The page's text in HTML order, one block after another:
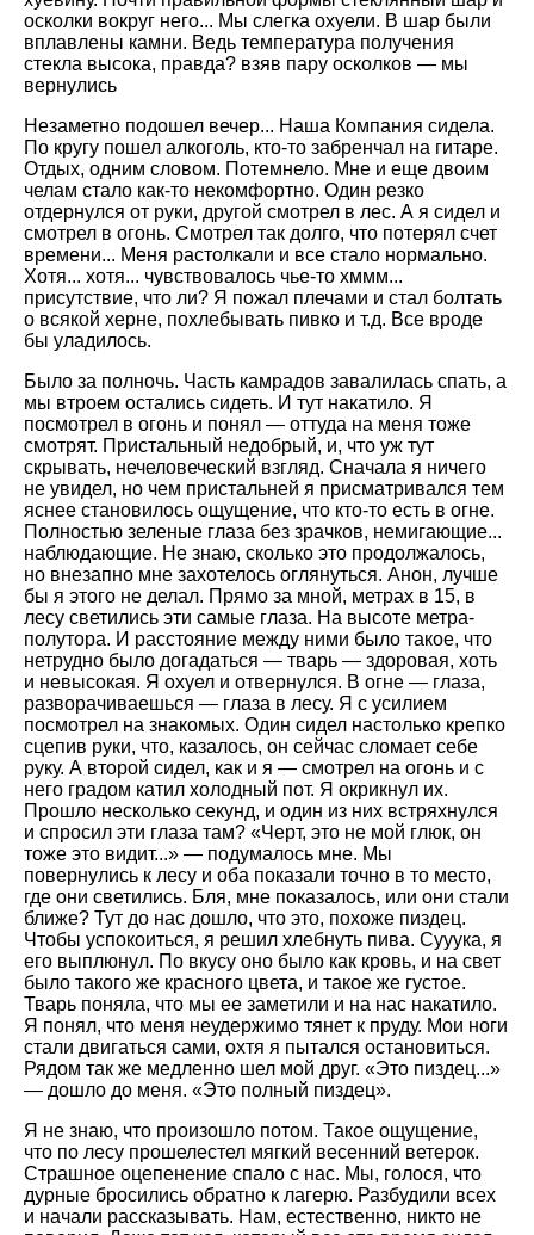
осколки вокруг него... Мы слегка охуели. В шар были
вплавлены камни. Ведь температура получения
стекла высока, правда? взяв пару осколков — мы
вернулись
Незаметно подошел вечер... Наша Компания сидела.
По кругу пошел алкоголь, кто-то забренчал на гитаре.
Отдых, одним словом. Потемнело. Мне и еще двоим
челам стало как-то некомфортно. Один резко
отдернулся от руки, другой смотрел в лес. А я сидел и
смотрел в огонь. Смотрел так долго, что потерял счет
времени... Меня растолкали и все стало нормально.
Хотя... хотя... чувствовалось чье-то хммм...
присутствие, что ли? Я пожал плечами и стал болтать
о всякой херне, похлебывать пивко и т.д. Все вроде
бы уладилось.
Было за полночь. Часть камрадов завалилась спать, а
мы втроем остались сидеть. И тут накатило. Я
посмотрел в огонь и понял — оттуда на меня тоже
смотрят. Пристальный недобрый, и, что уж тут
скрывать, нечеловеческий взгляд. Сначала я ничего
не увидел, но чем пристальней я присматривался тем
яснее становилось ощущение, что кто-то есть в огне.
Полностью зеленые глаза без зрачков, немигающие...
наблюдающие. Не знаю, сколько это продолжалось,
но внезапно мне захотелось оглянуться. Анон, лучше
бы я этого не делал. Прямо за мной, метрах в 15, в
лесу светились эти самые глаза. На высоте метра-
полутора. И расстояние между ними было такое, что
нетрудно было догадаться — тварь — здоровая, хоть
и невысокая. Я охуел и отвернулся. В огне — глаза,
разворачиваешься — глаза в лесу. Я с усилием
посмотрел на знакомых. Один сидел настолько крепко
сцепив руки, что, казалось, он сейчас сломает себе
руку. А второй сидел, как и я — смотрел на огонь и с
него градом катил холодный пот. Я окрикнул их.
Прошло несколько секунд, и один из них встряхнулся
и спросил эти глаза там? «Черт, это не мой глюк, он
тоже это видит...» — подумалось мне. Мы
повернулись к лесу и оба показали точно в то место,
где они светились. Бля, мне показалось, или они стали
ближе? Тут до нас дошло, что это, похоже пиздец.
Чтобы успокоиться, я решил хлебнуть пива. Сууука, я
его выплюнул. По вкусу оно было как кровь, и на свет
было такого же красного цвета, и такое же густое.
Тварь поняла, что мы ее заметили и на нас накатило.
Я понял, что меня неудержимо тянет к пруду. Мои ноги
стали двигаться сами, охтя я пытался остановиться.
Рядом так же медленно шел мой друг. «Это пиздец...»
— дошло до меня. «Это полный пиздец».
Я не знаю, что произошло потом. Такое ощущение,
что по лесу прошелестел мягкий весенний ветерок.
Страшное оцепенение спало с нас. Мы, голося, что
дурные бросились обратно к лагерю. Разбудили всех
и начали рассказывать. Нам, естественно, никто не